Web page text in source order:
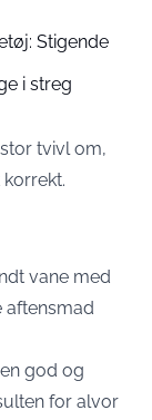
Stigende
i streg
tvivl om,
vane med
aftensmad
god og
for alvor